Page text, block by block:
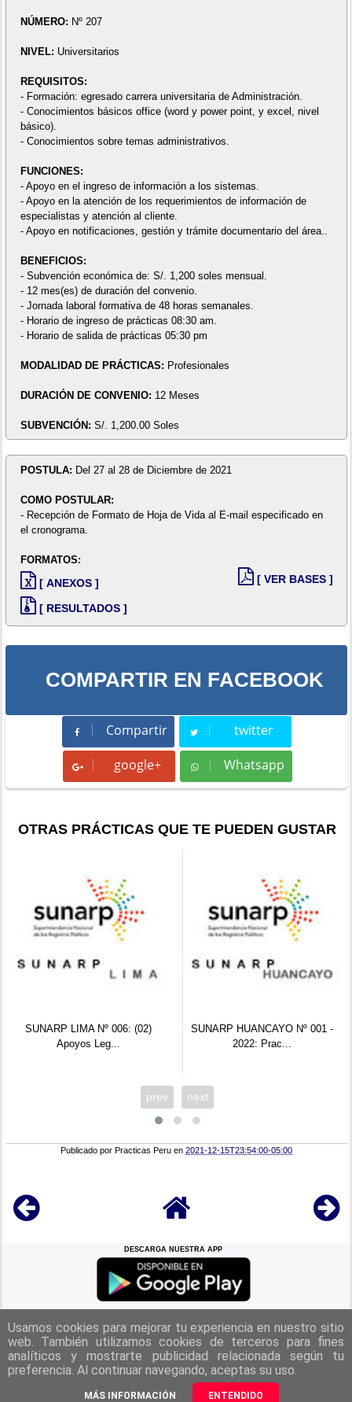
NÚMERO: Nº 207
NIVEL: Universitarios
REQUISITOS:
- Formación: egresado carrera universitaria de Administración.
- Conocimientos básicos office (word y power point, y excel, nivel
básico).
- Conocimientos sobre temas administrativos.
FUNCIONES:
- Apoyo en el ingreso de información a los sistemas.
- Apoyo en la atención de los requerimientos de información de
especialistas y atención al cliente.
- Apoyo en notificaciones, gestión y trámite documentario del área..
BENEFICIOS:
- Subvención económica de: S/. 1,200 soles mensual.
- 12 mes(es) de duración del convenio.
- Jornada laboral formativa de 48 horas semanales.
- Horario de ingreso de prácticas 08:30 am.
- Horario de salida de prácticas 05:30 pm
MODALIDAD DE PRÁCTICAS: Profesionales
DURACIÓN DE CONVENIO: 12 Meses
SUBVENCIÓN: S/. 1,200.00 Soles
POSTULA: Del 27 al 28 de Diciembre de 2021
COMO POSTULAR:
- Recepción de Formato de Hoja de Vida al E-mail especificado en
el cronograma.
FORMATOS:
[ ANEXOS ]
[ RESULTADOS ]
[ VER BASES ]
COMPARTIR EN FACEBOOK
Compartir
Compartir twitter
Tweet
google+ Whatsapp
Whatsapp
OTRAS PRÁCTICAS QUE TE PUEDEN GUSTAR
LIMA Nº 006: (02)
Apoyos Leg...
SUNARP HUANCAYO Nº 001 -
2022: Prac...
prev next
Publicado porPracticas Peru en2021-12-15T23:54:00-05:00
DESCARGA NUESTRA APP
REGRESAR A LACIMA
|Politica de Privacidad|Aviso Legal| Términos y Condiciones
|
Contacto|
Derechos Reservados Practicas Perú 2025
Usamos cookies para mejorar tu experiencia en nuestro sitio
web. También utilizamos cookies de terceros para fines
analíticos y mostrarte publicidad relacionada según tu
preferencia. Al continuar navegando, aceptas su uso.
MÁS INFORMACIÓN ENTENDIDO